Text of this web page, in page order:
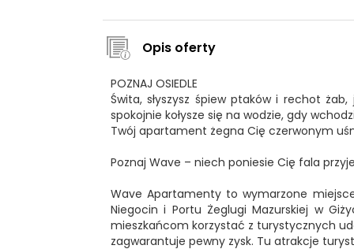
Opis oferty
POZNAJ OSIEDLE
Świta, słyszysz śpiew ptaków i rechot
spokojnie kołysze się na wodzie, gdy
Twój apartament żegna Cię czerwonym
Poznaj Wave – niech poniesie Cię fala
Wave Apartamenty to wymarzone
Niegocin i Portu Żeglugi Mazurskiej w
mieszkańcom korzystać z turystycznych
zagwarantuje pewny zysk. Tu atrakcje